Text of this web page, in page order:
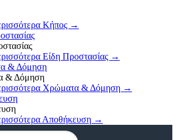
Κήπος →
Είδη Προστασίας →
& Δόμηση
& Δόμηση
Χρώματα & Δόμηση →
Αποθήκευση →